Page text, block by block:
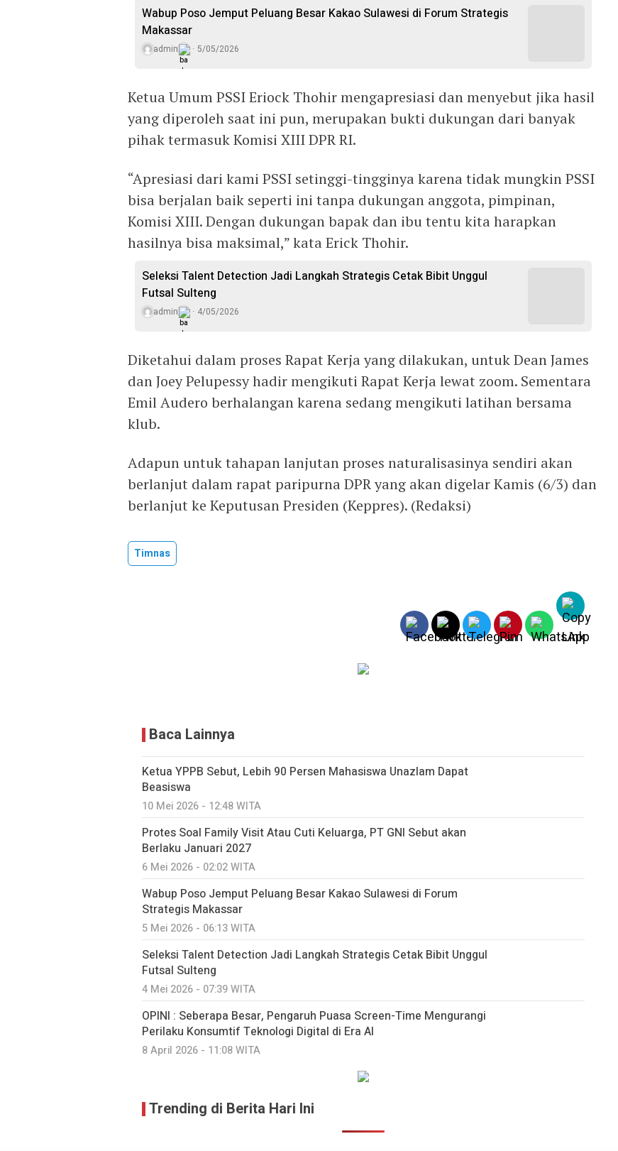
Wabup Poso Jemput Peluang Besar Kakao Sulawesi di Forum Strategis
Makassar
admin 5/05/2026
Ketua Umum PSSI Eriock Thohir mengapresiasi dan menyebut jika hasil
yang diperoleh saat ini pun, merupakan bukti dukungan dari banyak
pihak termasuk Komisi XIII DPR RI.
“Apresiasi dari kami PSSI setinggi-tingginya karena tidak mungkin PSSI
bisa berjalan baik seperti ini tanpa dukungan anggota, pimpinan,
Komisi XIII. Dengan dukungan bapak dan ibu tentu kita harapkan
hasilnya bisa maksimal,” kata Erick Thohir.
Seleksi Talent Detection Jadi Langkah Strategis Cetak Bibit Unggul
Futsal Sulteng
admin 4/05/2026
Diketahui dalam proses Rapat Kerja yang dilakukan, untuk Dean James
dan Joey Pelupessy hadir mengikuti Rapat Kerja lewat zoom. Sementara
Emil Audero berhalangan karena sedang mengikuti latihan bersama
klub.
Adapun untuk tahapan lanjutan proses naturalisasinya sendiri akan
berlanjut dalam rapat paripurna DPR yang akan digelar Kamis (6/3) dan
berlanjut ke Keputusan Presiden (Keppres). (Redaksi)
Timnas
Baca Lainnya
Ketua YPPB Sebut, Lebih 90 Persen Mahasiswa Unazlam Dapat
Beasiswa
10 Mei 2026 - 12:48 WITA
Protes Soal Family Visit Atau Cuti Keluarga, PT GNI Sebut akan
Berlaku Januari 2027
6 Mei 2026 - 02:02 WITA
Wabup Poso Jemput Peluang Besar Kakao Sulawesi di Forum
Strategis Makassar
5 Mei 2026 - 06:13 WITA
Seleksi Talent Detection Jadi Langkah Strategis Cetak Bibit Unggul
Futsal Sulteng
4 Mei 2026 - 07:39 WITA
OPINI : Seberapa Besar, Pengaruh Puasa Screen-Time Mengurangi
Perilaku Konsumtif Teknologi Digital di Era AI
8 April 2026 - 11:08 WITA
Trending di Berita Hari Ini